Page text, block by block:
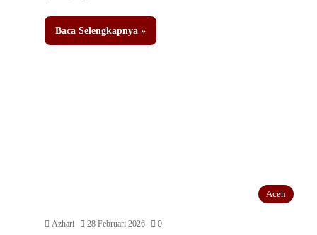
Baca Selengkapnya »
Aceh
Azhari 28 Februari 2026 0